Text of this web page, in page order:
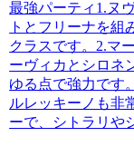
最強パーティ1.ヌ
トとフリーナを組
クラスです。2.マ
ーヴィカとシロネ
ゆる点で強力です
ルレッキーノも非
ーで、シトラリや